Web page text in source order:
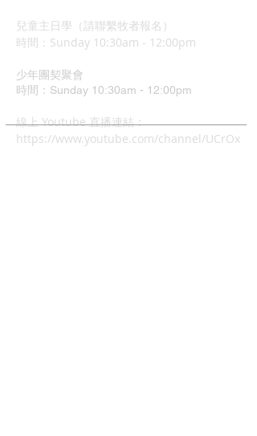
兒童主日學（請聯繫牧者報名）
​時間：Sunday 10:30am - 12:00pm
少年團契聚會
時間：Sunday 10:30am - 12:00pm
​線上 Youtube 直播連結：
https://www.youtube.com/channel/UCrOx